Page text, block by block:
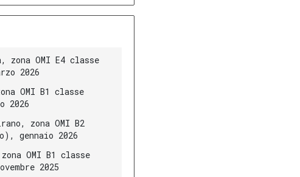
OMI E4 classe
2026
OMI B1 classe
2026
zona OMI B2
gennaio 2026
OMI B1 classe
2025